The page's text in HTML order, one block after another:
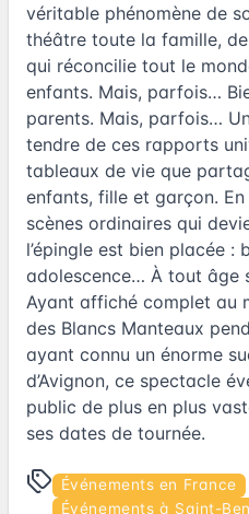
véritable phénomène de
théâtre toute la famille,
qui réconcilie tout le
enfants. Mais, parfois…
parents. Mais, parfois…
tendre de ces rapports
tableaux de vie que
enfants, fille et garçon.
scènes ordinaires qui
l’épingle est bien placée :
adolescence… À tout âge
Ayant affiché complet au
des Blancs Manteaux
ayant connu un énorme
d’Avignon, ce spectacle
public de plus en plus
ses dates de tournée.
Événements en France
Événements à Saint-